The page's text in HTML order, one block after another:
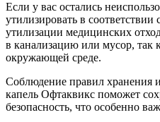
Если у вас остались
утилизировать в
утилизации медицинских
в канализацию или мусор, так
окружающей среде.
Соблюдение правил хранения
капель Офтаквикс поможет
безопасность, что особенно